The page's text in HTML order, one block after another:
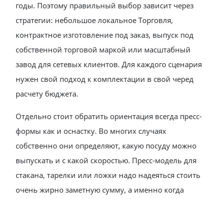
годы. Поэтому правильный выбор зависит через
стратегии: небольшое локальное Торговля,
контрактное изготовление под заказ, выпуск под
собственной торговой маркой или масштабный
завод для сетевых клиентов. Для каждого сценария
нужен свой подход к комплектации в свой черед
расчету бюджета.
Отдельно стоит обратить ориентация всегда пресс-
формы как и оснастку. Во многих случаях
собственно они определяют, какую посуду можно
выпускать и с какой скоростью. Пресс-модель для
стакана, тарелки или ложки надо надеяться стоить
очень жирно заметную сумму, а именно когда